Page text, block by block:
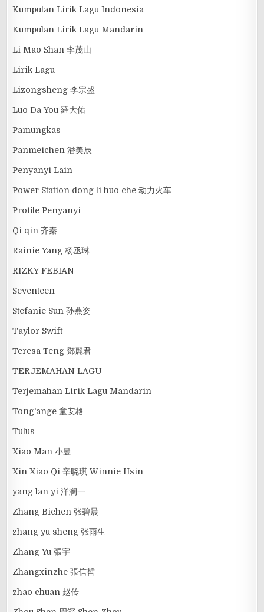
Kumpulan Lirik Lagu Indonesia
Kumpulan Lirik Lagu Mandarin
Li Mao Shan 李茂山
Lirik Lagu
Lizongsheng 李宗盛
Luo Da You 羅大佑
Pamungkas
Panmeichen 潘美辰
Penyanyi Lain
Power Station dong li huo che 动力火车
Profile Penyanyi
Qi qin 齐秦
Rainie Yang 杨丞琳
RIZKY FEBIAN
Seventeen
Stefanie Sun 孙燕姿
Taylor Swift
Teresa Teng 鄧麗君
TERJEMAHAN LAGU
Terjemahan Lirik Lagu Mandarin
Tong'ange 童安格
Tulus
Xiao Man 小曼
Xin Xiao Qi 辛晓琪 Winnie Hsin
yang lan yi 洋澜一
Zhang Bichen 张碧晨
zhang yu sheng 张雨生
Zhang Yu 張宇
Zhangxinzhe 張信哲
zhao chuan 赵传